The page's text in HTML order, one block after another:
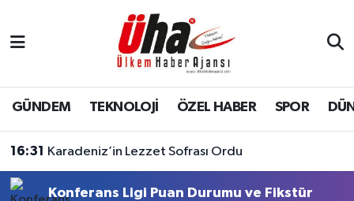
GÜNDEM TEKNOLOJİ ÖZEL HABER SPOR
16:31 Karadeniz’in Lezzet Sofrası Ordu
Konferans Ligi Puan Durumu ve Fikstür
İstanbul Nöbetçi Eczaneler
İstanbul Hava Durumu